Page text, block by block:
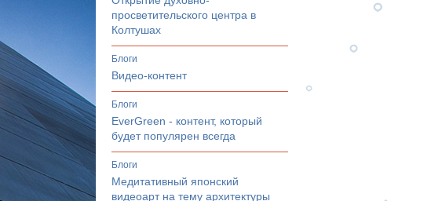
просветительского центра в
Колтушах
Блоги
Видео-контент
Блоги
EverGreen - контент, который
будет популярен всегда
Блоги
Медитативный японский
видеоарт на тему архитектуры